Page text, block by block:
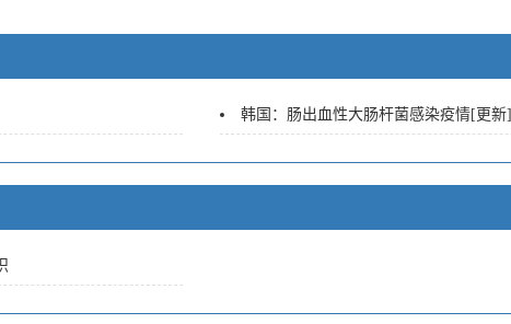
韩国：肠出血性大肠杆菌感染疫情[更新]